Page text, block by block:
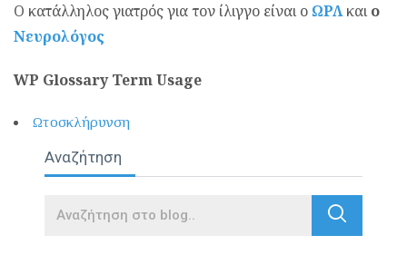
Ο κατάλληλος γιατρός για τον ίλιγγο είναι ο ΩΡΛκαιο
Νευρολόγος
WP Glossary Term Usage
Ωτοσκλήρυνση
Αναζήτηση
Search